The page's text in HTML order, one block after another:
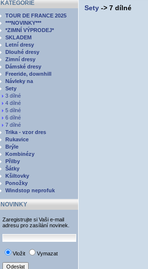
KATEGORIE
TOUR DE FRANCE 2025
***NOVINKY***
*ZIMNÍ VÝPRODEJ*
SKLADEM
Letní dresy
Dlouhé dresy
Zimní dresy
Dámské dresy
Freeride, downhill
Návleky na
Sety
3 dílné
4 dílné
5 dílné
6 dílné
7 dílné
Trika - vzor dres
Rukavice
Brýle
Kombinézy
Přilby
Šátky
Kšiltovky
Ponožky
Windstop neprofuk
NOVINKY
Zaregistrujte si Vaši e-mail
adresu pro zasílání novinek.
Vložit Vymazat
Sety -> 7 dílné